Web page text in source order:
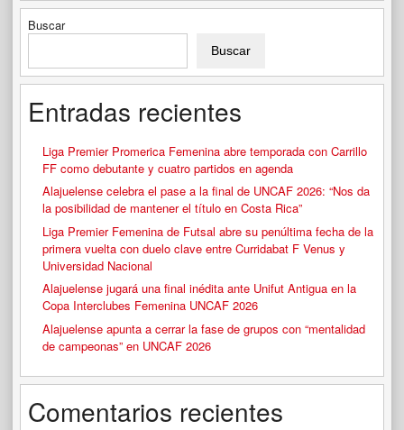
Buscar
Buscar
Entradas recientes
Liga Premier Promerica Femenina abre temporada con Carrillo
FF como debutante y cuatro partidos en agenda
Alajuelense celebra el pase a la final de UNCAF 2026: “Nos da
la posibilidad de mantener el título en Costa Rica”
Liga Premier Femenina de Futsal abre su penúltima fecha de la
primera vuelta con duelo clave entre Curridabat F Venus y
Universidad Nacional
Alajuelense jugará una final inédita ante Unifut Antigua en la
Copa Interclubes Femenina UNCAF 2026
Alajuelense apunta a cerrar la fase de grupos con “mentalidad
de campeonas” en UNCAF 2026
Comentarios recientes